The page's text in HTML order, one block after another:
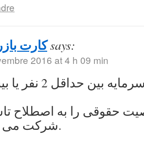
کارتsays:
2016 at 4 h 09 min
به اشتراک گذاشتن سرمایه
حقوقی را به اصطلاح
شرکت می گویند.